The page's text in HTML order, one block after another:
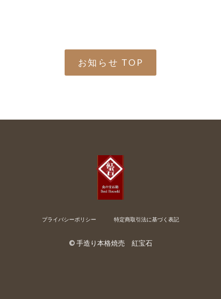
お知らせ TOP
プライバシーポリシー 特定商取引法に基づく表記
©︎ 手造り本格焼売 紅宝石